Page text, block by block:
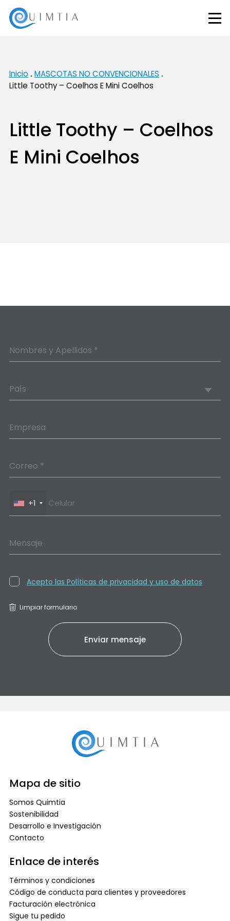
Inicio
MASCOTAS NO CONVENCIONALES
Little Toothy – Coelhos E Mini Coelhos
Little Toothy – Coelhos
E Mini Coelhos
Nombres y Apellidos *
País
Empresa
Correo *
+1
Mensaje
Acepto las Políticas de privacidad y uso de datos
Limpiar formulario
Mapa de sitio
Somos Quimtia
Sostenibilidad
Desarrollo e Investigación
Contacto
Enlace de interés
Términos y condiciones
Código de conducta para clientes y proveedores
Facturación electrónica
Sigue tu pedido